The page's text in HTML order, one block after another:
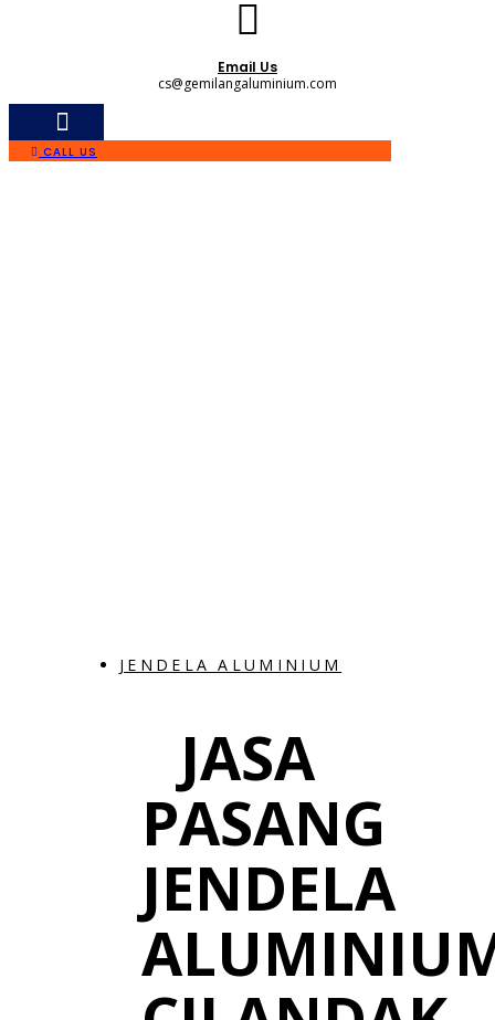
Email Us
cs@gemilangaluminium.com
CALL US
JENDELA ALUMINIUM
JASA
PASANG
JENDELA